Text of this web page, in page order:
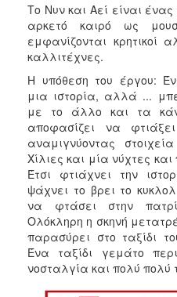
Το Νυν και Αεί είναι
αρκετό καιρό ως
εμφανίζονται κρητικοί
καλλιτέχνες.
Η υπόθεση του έργου:
μια ιστορία, αλλά ...
με το άλλο και τα
αποφασίζει να
αναμιγνύοντας
Χίλιες και μία νύχτες
Έτσι φτιάχνει την
ψάχνει το βρει το
να φτάσει στην
Ολόκληρη η σκηνή
παρασύρει στο ταξίδι
Ένα ταξίδι γεμάτο
νοσταλγία και πολύ πολύ